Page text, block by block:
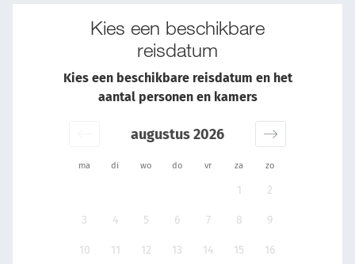
Kies een beschikbare
reisdatum
Kies een beschikbare reisdatum en het
aantal personen en kamers
ma di wo do vr za zo
augustus 2026
1 2
3 4 5 6 7 8 9
10 11 12 13 14 15 16